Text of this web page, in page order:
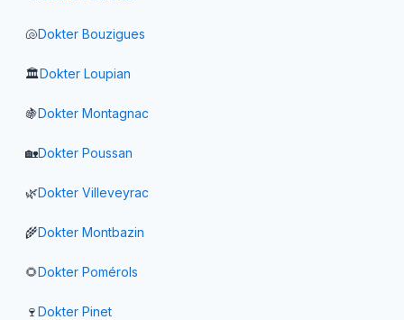
🐚Dokter Bouzigues
🏛️Dokter Loupian
🍇Dokter Montagnac
🏡Dokter Poussan
🌿Dokter Villeveyrac
🌾Dokter Montbazin
🌻Dokter Pomérols
🍷Dokter Pinet